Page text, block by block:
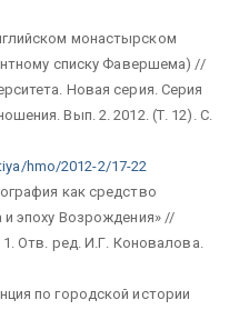
монастырском
списку Фавершема) //
Новая серия. Серия
Вып. 2. 2012. (Т. 12). С.
hmo/2012-2/17-22
как средство
эпоху Возрождения» //
Отв. ред. И.Г. Коновалова.
по городской истории